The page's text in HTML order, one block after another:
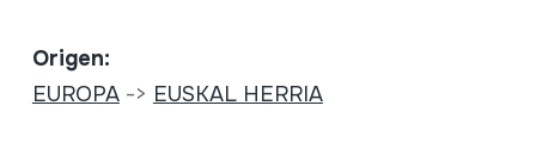
Origen:
EUROPA-> EUSKAL HERRIA